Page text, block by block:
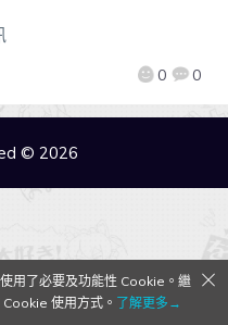
0 0
© 2026
用了必要及功能性 Cookie。繼
使用方式。 了解更多→